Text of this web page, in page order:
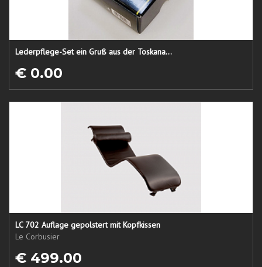
Lederpflege-Set ein Gruß aus der Toskana...
€ 0.00
LC 702 Auflage gepolstert mit Kopfkissen
Le Corbusier
€ 499.00